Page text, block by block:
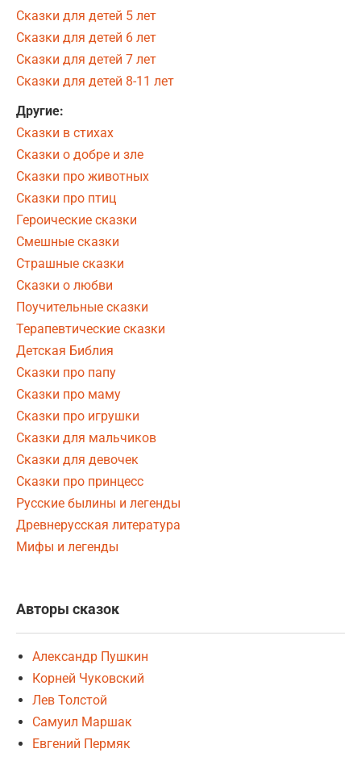
Сказки для детей 5 лет
Сказки для детей 6 лет
Сказки для детей 7 лет
Сказки для детей 8-11 лет
Другие:
Сказки в стихах
Сказки о добре и зле
Сказки про животных
Сказки про птиц
Героические сказки
Смешные сказки
Страшные сказки
Сказки о любви
Поучительные сказки
Терапевтические сказки
Детская Библия
Сказки про папу
Сказки про маму
Сказки про игрушки
Сказки для мальчиков
Сказки для девочек
Сказки про принцесс
Русские былины и легенды
Древнерусская литература
Мифы и легенды
Авторы сказок
Александр Пушкин
Корней Чуковский
Лев Толстой
Самуил Маршак
Евгений Пермяк